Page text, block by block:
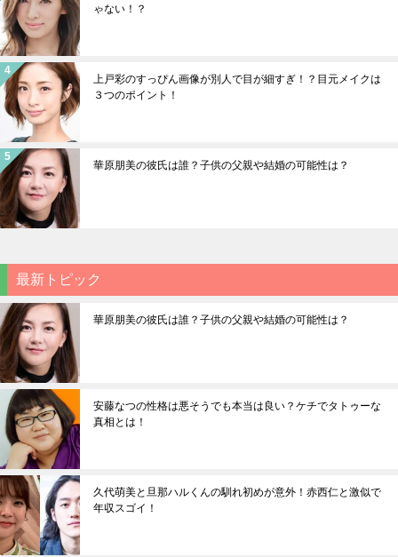
ゃない！？
上戸彩のすっぴん画像が別人で目が細すぎ！？目元メイクは
３つのポイント！
華原朋美の彼氏は誰？子供の父親や結婚の可能性は？
最新トピック
華原朋美の彼氏は誰？子供の父親や結婚の可能性は？
安藤なつの性格は悪そうでも本当は良い？ケチでタトゥーな
真相とは！
久代萌美と旦那ハルくんの馴れ初めが意外！赤西仁と激似で
年収スゴイ！